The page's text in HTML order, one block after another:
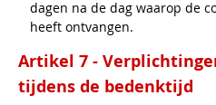
dagen na de dag waarop de
heeft ontvangen.
Artikel 7 -
tijdens de bedenktijd